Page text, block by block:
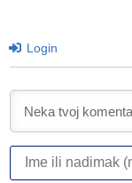
Login